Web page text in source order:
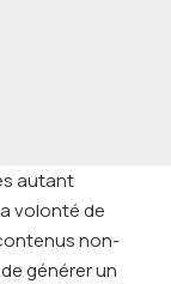
autant
volonté de
non-
générer un